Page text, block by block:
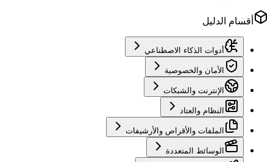
أقسام الدليل
أدوات الذكاء الاصطناعي
الأمان والخصوصية
الإنترنت والشبكات
النظام والعتاد
الملفات والأقراص والأرشيفات
الوسائط المتعددة